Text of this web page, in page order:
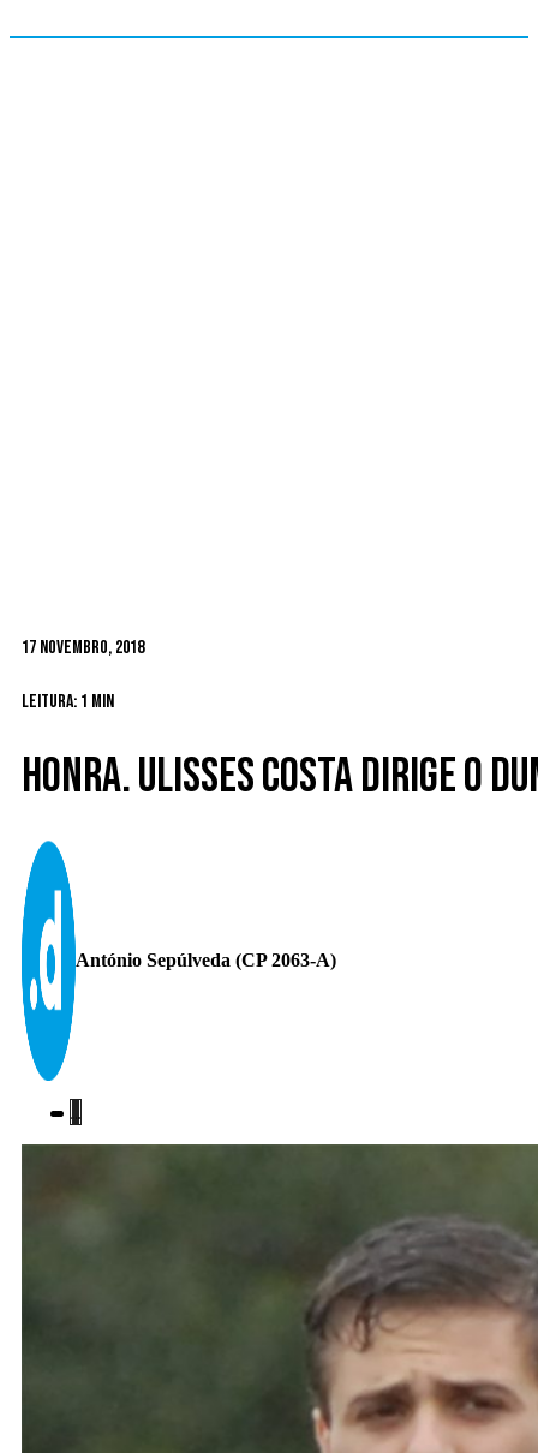
17 Novembro, 2018
Leitura: 1 min
Honra. Ulisses Costa dirige o
António Sepúlveda (CP 2063-A)